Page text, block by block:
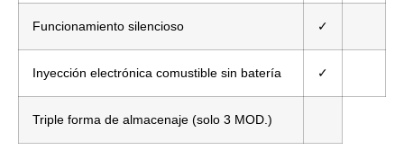
Funcionamiento silencioso ✓
Inyección electrónica comustible sin batería ✓
Triple forma de almacenaje (solo 3 MOD.)